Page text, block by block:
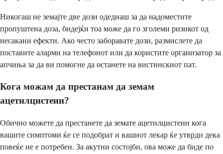
Никогаш не земајте две дози одеднаш за да надоместите
пропуштена доза, бидејќи тоа може да го зголеми ризикот од
несакани ефекти. Ако често заборавате дози, размислете да
поставите аларми на телефонот или да користите организатор за
апчиња за да ви помогне да останете на вистинскиот пат.
Кога можам да престанам да земам
ацетилцистеин?
Обично можете да престанете да земате ацетилцистеин кога
вашите симптоми ќе се подобрат и вашиот лекар ќе утврди дека
повеќе не е потребен. За акутни состојби, ова може да биде по